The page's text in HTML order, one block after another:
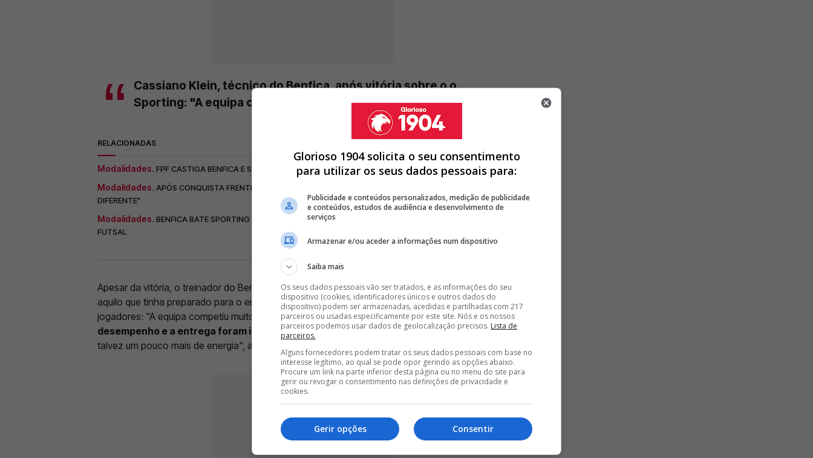
Cassiano Klein, técnico do Benfica, após vitória sobre o o
Sporting: "A equipa competiu muito..."
RELACIONADAS
Modalidades. FPF CASTIGA BENFICA E SPORTING; ENCARNADOS SÃO OS MAIS PENALIZADOS
Modalidades. APÓS CONQUISTA FRENTE AO SPORTING, CARLOS MONTEIRO PROVOCA EX BENFICA: "AQUI É
DIFERENTE"
Modalidades. BENFICA BATE SPORTING EM JOGO DE LOUCOS E SAGRA-SE BICAMPEÃO NACIONAL DE
FUTSAL
<
Apesar da vitória, o treinador do Benfica admitiu que a equipa não conseguiu executar tudo
aquilo que tinha preparado para o encontro, destacando, ainda assim, a atitude dos seus
jogadores: "A equipa competiu muito. Não conseguimos fazer tudo o que queríamos,mas o
desempenho e a entrega foram incríveis. Queríamos ter mais bola, ferir mais o adversário e
talvez um pouco mais de energia", afirmou o técnico brasileiro.
Glorioso 1904 solicita o seu consentimento
para utilizar os seus dados pessoais para:
Publicidade e conteúdos personalizados, medição de publicidade
e conteúdos, estudos de audiência e desenvolvimento de
serviços
Armazenar e/ou aceder a informações num dispositivo
Saiba mais
Os seus dados pessoais vão ser tratados, e as informações do seu
dispositivo (cookies, identificadores únicos e outros dados do
dispositivo) podem ser armazenadas, acedidas e partilhadas com 217
parceiros ou usadas especificamente por este site. Nós e os nossos
parceiros podemos usar dados de geolocalização precisos. Lista de
parceiros.
Alguns fornecedores podem tratar os seus dados pessoais com base no
interesse legítimo, ao qual se pode opor gerindo as opções abaixo.
Procure um link na parte inferior desta página ou no menu do site para
gerir ou revogar o consentimento nas definições de privacidade e
cookies.
Consentir
Gerir opções